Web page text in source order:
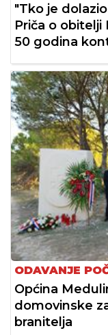
"Tko je
Priča o obitelji
50 godina
ODAVANJE
Općina
domovinske
branitelja